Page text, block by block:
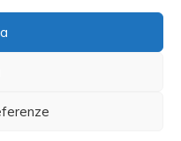
e raffreddato,
preparato,